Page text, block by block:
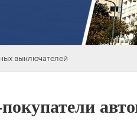
выключателей